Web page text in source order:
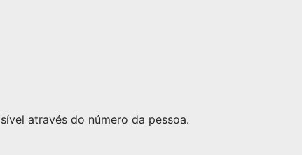
através do número da pessoa.